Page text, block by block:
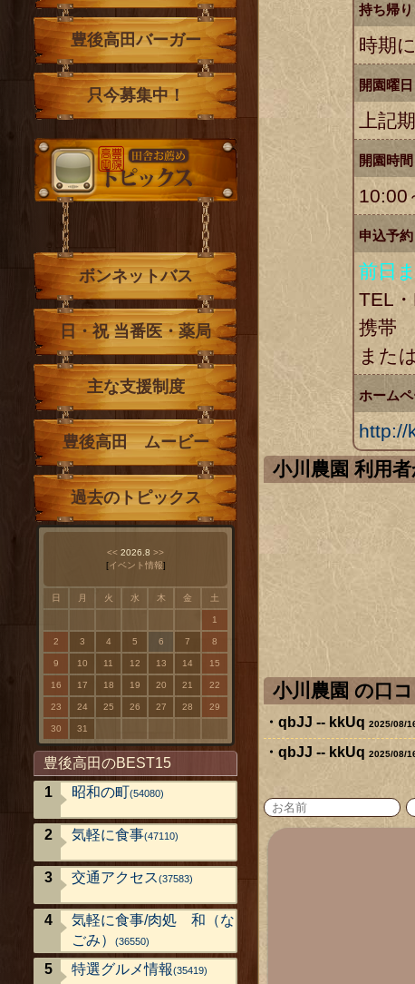
持ち帰り
時期
開園曜日
上記
開園時間
10:00
申込予約
前日
TEL
携
また
ホーム
http://
小川農園 利用
小川農園 の口
qbJJ -- kkUq 2025/08/
qbJJ -- kkUq 2025/08/
豊後高田バーガー
只今募集中！
ボンネットバス
日・祝 当番医・薬局
主な支援制度
豊後高田 ムービー
過去のトピックス
<< 2026.8 >>
[イベント情報]
日 月 火 水 木 金 土
1
2 3 4 5 6 7 8
9 10 11 12 13 14 15
16 17 18 19 20 21 22
23 24 25 26 27 28 29
30 31
豊後高田のBEST15
昭和の町(54080)
気軽に食事(47110)
交通アクセス(37583)
気軽に食事/肉処 和（な
ごみ）
(36550)
特選グルメ情報(35419)